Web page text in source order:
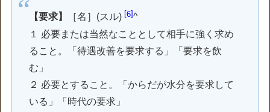
【要求】 ［名］(スル) 6 ^
１ 必要または当然なこととして相手に強く求め
ること。「待遇改善を要求する」「要求を飲
む」
２ 必要とすること。「からだが水分を要求して
いる」「時代の要求」